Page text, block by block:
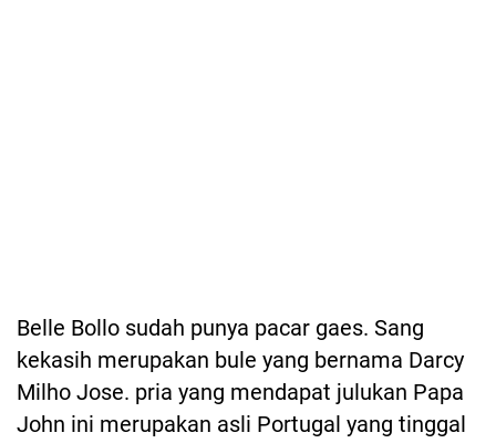
Belle Bollo sudah punya pacar gaes. Sang
kekasih merupakan bule yang bernama Darcy
Milho Jose. pria yang mendapat julukan Papa
John ini merupakan asli Portugal yang tinggal